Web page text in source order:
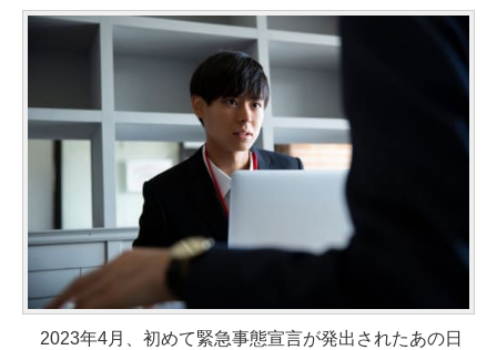
2023年4月、初めて緊急事態宣言が発出されたあの日